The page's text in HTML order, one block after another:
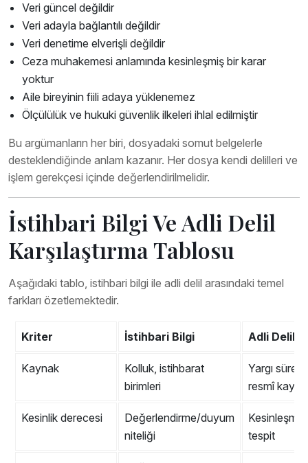
Veri güncel değildir
Veri adayla bağlantılı değildir
Veri denetime elverişli değildir
Ceza muhakemesi anlamında kesinleşmiş bir karar
yoktur
Aile bireyinin fiili adaya yüklenemez
Ölçülülük ve hukuki güvenlik ilkeleri ihlal edilmiştir
Bu argümanların her biri, dosyadaki somut belgelerle
desteklendiğinde anlam kazanır. Her dosya kendi delilleri ve
işlem gerekçesi içinde değerlendirilmelidir.
İstihbari Bilgi Ve Adli Delil
Karşılaştırma Tablosu
Aşağıdaki tablo, istihbari bilgi ile adli delil arasındaki temel
farkları özetlemektedir.
Kriter İstihbari Bilgi Adli Delil
Kaynak
Kolluk, istihbarat
birimleri
Yargı süreci,
resmî
Kesinlik derecesi
Değerlendirme/duyum
niteliği
Kesinleşmiş
tespit